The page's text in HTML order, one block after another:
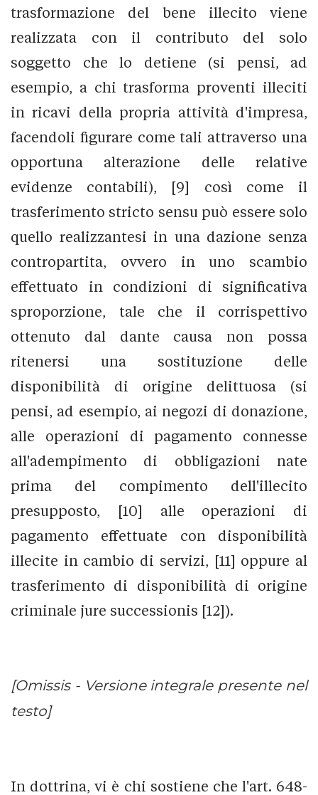
trasformazione del bene illecito viene
realizzata con il contributo del solo
soggetto che lo detiene (si pensi, ad
esempio, a chi trasforma proventi illeciti
in ricavi della propria attività d'impresa,
facendoli figurare come tali attraverso una
opportuna alterazione delle relative
evidenze contabili), [9] così come il
trasferimento stricto sensu può essere solo
quello realizzantesi in una dazione senza
contropartita, ovvero in uno scambio
effettuato in condizioni di significativa
sproporzione, tale che il corrispettivo
ottenuto dal dante causa non possa
ritenersi una sostituzione delle
disponibilità di origine delittuosa (si
pensi, ad esempio, ai negozi di donazione,
alle operazioni di pagamento connesse
all'adempimento di obbligazioni nate
prima del compimento dell'illecito
presupposto, [10] alle operazioni di
pagamento effettuate con disponibilità
illecite in cambio di servizi, [11] oppure al
trasferimento di disponibilità di origine
criminale jure successionis [12]).
[Omissis - Versione integrale presente nel
testo]
In dottrina, vi è chi sostiene che l'art. 648-